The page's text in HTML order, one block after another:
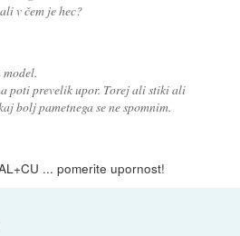
v čem je hec?
model.
poti prevelik upor. Torej ali stiki ali
bolj pametnega se ne spomnim.
... pomerite upornost!